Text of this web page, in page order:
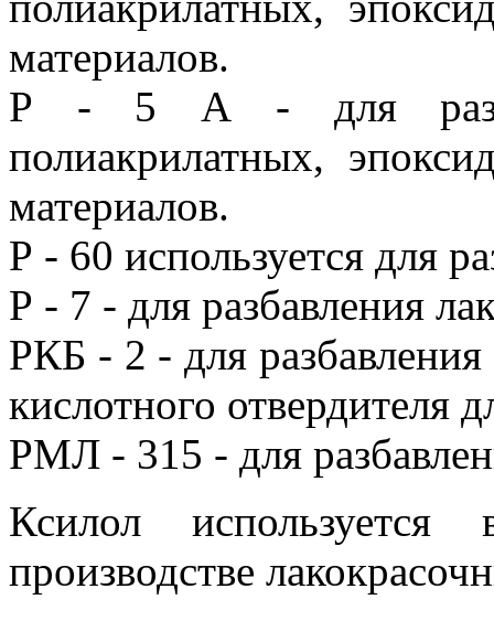
материалов.
Р - 5 А - для
полиакрилатных,
материалов.
Р - 60 используется для
Р - 7 - для разбавления
РКБ - 2 - для
кислотного отвердителя
РМЛ - 315 - для
Ксилол используется
производстве